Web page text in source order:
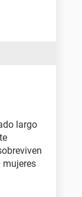
largo
mujeres